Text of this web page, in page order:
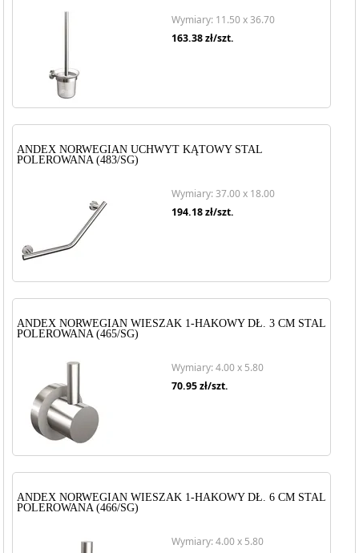
Wymiary: 11.50 x 36.70
163.38zł/szt.
ANDEX NORWEGIAN UCHWYT KĄTOWY STAL
POLEROWANA (483/SG)
Wymiary: 37.00 x 18.00
194.18zł/szt.
ANDEX NORWEGIAN WIESZAK 1-HAKOWY DŁ. 3 CM STAL
POLEROWANA (465/SG)
Wymiary: 4.00 x 5.80
70.95zł/szt.
ANDEX NORWEGIAN WIESZAK 1-HAKOWY DŁ. 6 CM STAL
POLEROWANA (466/SG)
Wymiary: 4.00 x 5.80